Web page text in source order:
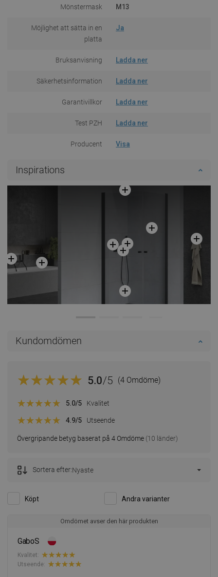
Mönstermask M13
Möjlighet att sätta in en
platta
Ja
Bruksanvisning Ladda ner
Säkerhetsinformation Ladda ner
Garantivillkor Ladda ner
Test PZH Ladda ner
Producent Visa
Inspirations
Kundomdömen
5.0/5 (4 Omdöme)
Övergripande betyg baserat på 4 Omdöme (10 länder)
5.0/5 Kvalitet
4.9/5 Utseende
Köpt Andra varianter
Sortera efter:Nyaste
Omdömet avser den här produkten
GaboS
Kvalitet:
Utseende: